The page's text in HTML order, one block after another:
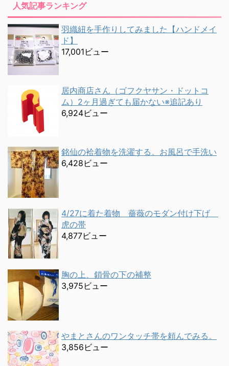
人気記事ランキング
羽織紐を手作りしてみました【ハンドメイ
ド】
17,001ビュー
居内商店さん（ゴフクヤサン・ドットコ
ム）2ヶ月過ぎても届かない※追記あり
6,924ビュー
銘仙の袷着物を洗濯する。お風呂で手洗い
6,428ビュー
4/27に着た着物 薔薇のモダン付け下げ
虎の帯
4,877ビュー
胸の上、鎖骨の下の補整
3,975ビュー
やまとさんのワンタッチ帯を頼んでみる。
3,856ビュー